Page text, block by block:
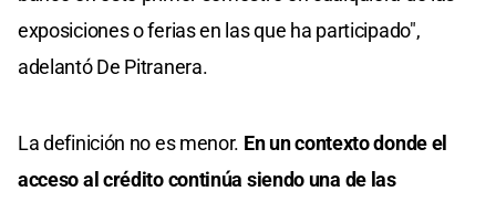
exposiciones o ferias en las que ha participado",
adelantó De Pitranera.
La definición no es menor. En un contexto donde el
acceso al crédito continúa siendo una de las